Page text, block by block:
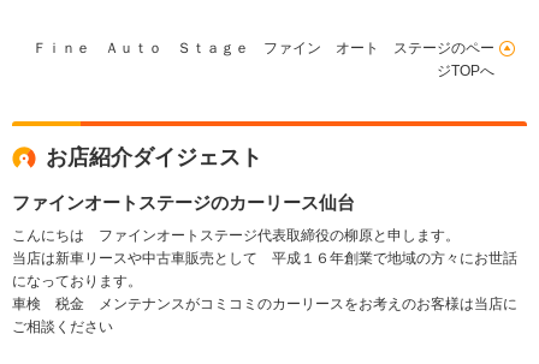
Ｆｉｎｅ Ａｕｔｏ Ｓｔａｇｅ ファイン オート ステージのペー
ジTOPへ
お店紹介ダイジェスト
ファインオートステージのカーリース仙台
こんにちは ファインオートステージ代表取締役の柳原と申します。
当店は新車リースや中古車販売として 平成１６年創業で地域の方々にお世話
になっております。
車検 税金 メンテナンスがコミコミのカーリースをお考えのお客様は当店に
ご相談ください